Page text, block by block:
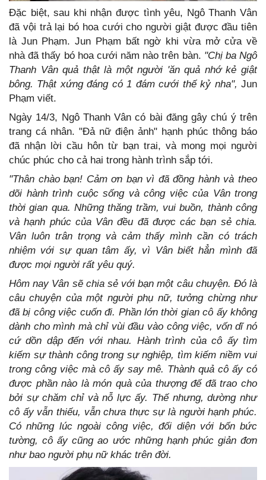
Đặc biệt, sau khi nhận được tình yêu, Ngô Thanh Vân
đã vội trả lại bó hoa cưới cho người giật được đầu tiên
là Jun Phạm. Jun Phạm bất ngờ khi vừa mở cửa về
nhà đã thấy bó hoa cưới năm nào trên bàn. "Chị ba Ngô
Thanh Vân quả thật là một người 'ăn quả nhớ kẻ giật
bông. Thật xứng đáng có 1 đám cưới thế kỷ nha", Jun
Phạm viết.
Ngày 14/3, Ngô Thanh Vân có bài đăng gây chú ý trên
trang cá nhân. "Đả nữ điện ảnh" hạnh phúc thông báo
đã nhận lời cầu hôn từ bạn trai, và mong mọi người
chúc phúc cho cả hai trong hành trình sắp tới.
"Thân chào bạn! Cảm ơn bạn vì đã đồng hành và theo
dõi hành trình cuộc sống và công việc của Vân trong
thời gian qua. Những thăng trầm, vui buồn, thành công
và hạnh phúc của Vân đều đã được các bạn sẻ chia.
Vân luôn trân trọng và cảm thấy mình cần có trách
nhiệm với sự quan tâm ấy, vì Vân biết hẳn mình đã
được mọi người rất yêu quý.
Hôm nay Vân sẽ chia sẻ với bạn một câu chuyện. Đó là
câu chuyện của một người phụ nữ, tưởng chừng như
đã bị công việc cuốn đi. Phần lớn thời gian cô ấy không
dành cho mình mà chỉ vùi đầu vào công việc, vốn dĩ nó
cứ dồn dập đến với nhau. Hành trình của cô ấy tìm
kiếm sự thành công trong sự nghiệp, tìm kiếm niềm vui
trong công việc mà cô ấy say mê. Thành quả cô ấy có
được phần nào là món quà của thượng đế đã trao cho
bởi sự chăm chỉ và nỗ lực ấy. Thế nhưng, dường như
cô ấy vẫn thiếu, vẫn chưa thực sự là người hạnh phúc.
Có những lúc ngoài công việc, đối diện với bốn bức
tường, cô ấy cũng ao ước những hạnh phúc giản đơn
như bao người phụ nữ khác trên đời.